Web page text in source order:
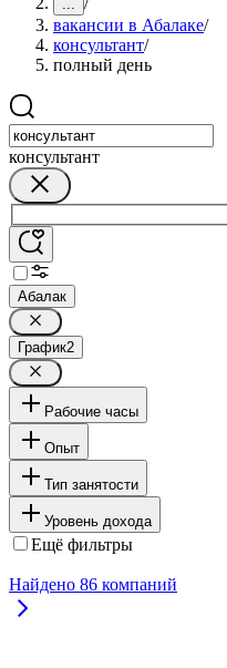
...
вакансии в Абалаке/
консультант/
полный день
консультант
Абалак
График2
Рабочие часы
Опыт
Тип занятости
Уровень дохода
Ещё фильтры
Найдено 86 компаний